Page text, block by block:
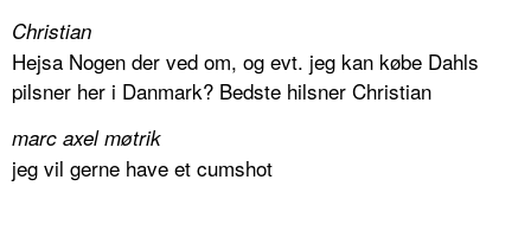
Christian
Hejsa Nogen der ved om, og evt. jeg kan købe Dahls
pilsner her i Danmark? Bedste hilsner Christian
marc axel møtrik
jeg vil gerne have et cumshot